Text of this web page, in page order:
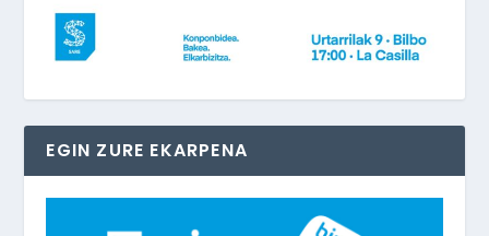
EGIN ZURE EKARPENA